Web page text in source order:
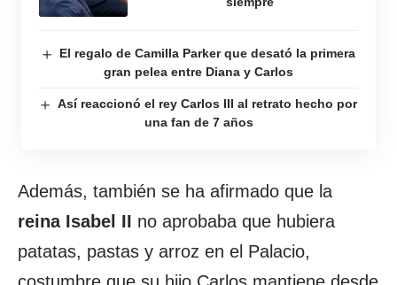
El regalo de Camilla Parker que desató la primera
gran pelea entre Diana y Carlos
Así reaccionó el rey Carlos III al retrato hecho por
una fan de 7 años
Además, también se ha afirmado que la
reina Isabel II no aprobaba que hubiera
patatas, pastas y arroz en el Palacio,